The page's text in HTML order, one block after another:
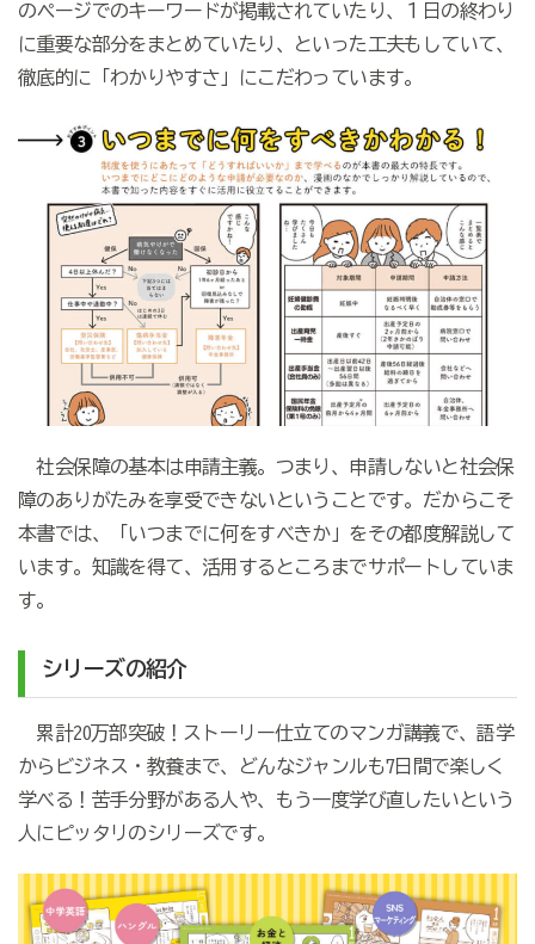
のページでのキーワードが掲載されていたり、１日の終わり
に重要な部分をまとめていたり、といった工夫もしていて、
徹底的に「わかりやすさ」にこだわっています。
社会保障の基本は申請主義。つまり、申請しないと社会保
障のありがたみを享受できないということです。だからこそ
本書では、「いつまでに何をすべきか」をその都度解説して
います。知識を得て、活用するところまでサポートしていま
す。
シリーズの紹介
累計20万部突破！ストーリー仕立てのマンガ講義で、語学
からビジネス・教養まで、どんなジャンルも7日間で楽しく
学べる！ 苦手分野がある人や、もう一度学び直したいという
人にピッタリのシリーズです。